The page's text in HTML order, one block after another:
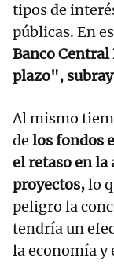
tipos de
públicas. En
Banco
plazo",
Al mismo
de los fondos
el retaso en la
proyectos,lo
peligro la
tendría un
la economía y